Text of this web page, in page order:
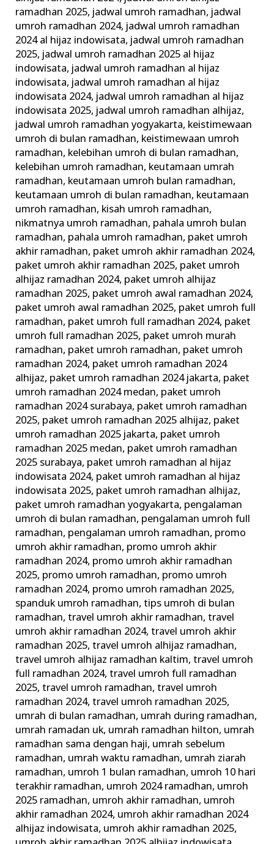
ramadhan 2025, jadwal umroh ramadhan, jadwal
umroh ramadhan 2024, jadwal umroh ramadhan
2024 al hijaz indowisata, jadwal umroh ramadhan
2025, jadwal umroh ramadhan 2025 al hijaz
indowisata, jadwal umroh ramadhan al hijaz
indowisata, jadwal umroh ramadhan al hijaz
indowisata 2024, jadwal umroh ramadhan al hijaz
indowisata 2025, jadwal umroh ramadhan alhijaz,
jadwal umroh ramadhan yogyakarta, keistimewaan
umroh di bulan ramadhan, keistimewaan umroh
ramadhan, kelebihan umroh di bulan ramadhan,
kelebihan umroh ramadhan, keutamaan umrah
ramadhan, keutamaan umroh bulan ramadhan,
keutamaan umroh di bulan ramadhan, keutamaan
umroh ramadhan, kisah umroh ramadhan,
nikmatnya umroh ramadhan, pahala umroh bulan
ramadhan, pahala umroh ramadhan, paket umroh
akhir ramadhan, paket umroh akhir ramadhan 2024,
paket umroh akhir ramadhan 2025, paket umroh
alhijaz ramadhan 2024, paket umroh alhijaz
ramadhan 2025, paket umroh awal ramadhan 2024,
paket umroh awal ramadhan 2025, paket umroh full
ramadhan, paket umroh full ramadhan 2024, paket
umroh full ramadhan 2025, paket umroh murah
ramadhan, paket umroh ramadhan, paket umroh
ramadhan 2024, paket umroh ramadhan 2024
alhijaz, paket umroh ramadhan 2024 jakarta, paket
umroh ramadhan 2024 medan, paket umroh
ramadhan 2024 surabaya, paket umroh ramadhan
2025, paket umroh ramadhan 2025 alhijaz, paket
umroh ramadhan 2025 jakarta, paket umroh
ramadhan 2025 medan, paket umroh ramadhan
2025 surabaya, paket umroh ramadhan al hijaz
indowisata 2024, paket umroh ramadhan al hijaz
indowisata 2025, paket umroh ramadhan alhijaz,
paket umroh ramadhan yogyakarta, pengalaman
umroh di bulan ramadhan, pengalaman umroh full
ramadhan, pengalaman umroh ramadhan, promo
umroh akhir ramadhan, promo umroh akhir
ramadhan 2024, promo umroh akhir ramadhan
2025, promo umroh ramadhan, promo umroh
ramadhan 2024, promo umroh ramadhan 2025,
spanduk umroh ramadhan,tips umroh di bulan
ramadhan,travel umroh akhir ramadhan,travel
umroh akhir ramadhan 2024,travel umroh akhir
ramadhan 2025,travel umroh alhijaz ramadhan,
travel umroh alhijaz ramadhan kaltim,travel umroh
full ramadhan 2024,travel umroh full ramadhan
2025,travel umroh ramadhan,travel umroh
ramadhan 2024,travel umroh ramadhan 2025,
umrah di bulan ramadhan, umrah during ramadhan,
umrah ramadan uk, umrah ramadhan hilton, umrah
ramadhan sama dengan haji, umrah sebelum
ramadhan, umrah waktu ramadhan, umrah ziarah
ramadhan, umroh 1 bulan ramadhan, umroh 10 hari
terakhir ramadhan, umroh 2024 ramadhan, umroh
2025 ramadhan, umroh akhir ramadhan, umroh
akhir ramadhan 2024, umroh akhir ramadhan 2024
alhijaz indowisata, umroh akhir ramadhan 2025,